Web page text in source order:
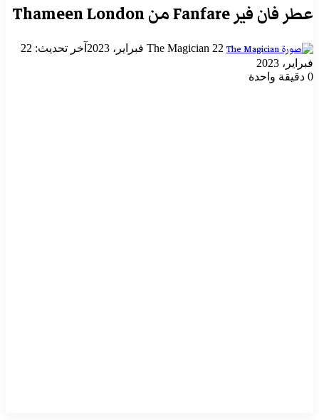
عطر فان فير Fanfare من Thameen London
The Magician
أرسل 22 فبراير، 2023
آخر تحديث: 22
فبراير، 2023
0 دقيقة واحدة